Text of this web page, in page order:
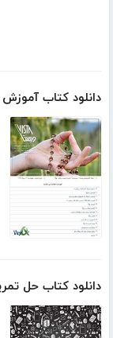
دانلود کتاب آموزش
دانلود کتاب حل تمرین